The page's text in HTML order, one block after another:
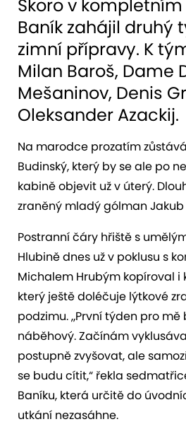
Skoro v kompletním
Baník zahájil druhý
zimní přípravy. K
Milan Baroš, Dame
Mešaninov, Denis
Oleksander Azackij.
Na marodce prozatím
Budinský, který by se ale po
kabině objevit už v úterý.
zraněný mladý gólman Jakub
Postranní čáry hřiště s
Hlubině dnes už v poklusu s
Michalem Hrubým kopíroval i
který ještě doléčuje lýtkové
podzimu. „První týden pro
náběhový. Začínám
postupně zvyšovat, ale
se budu cítit,“ řekla
Baníku, která určitě do
utkání nezasáhne.